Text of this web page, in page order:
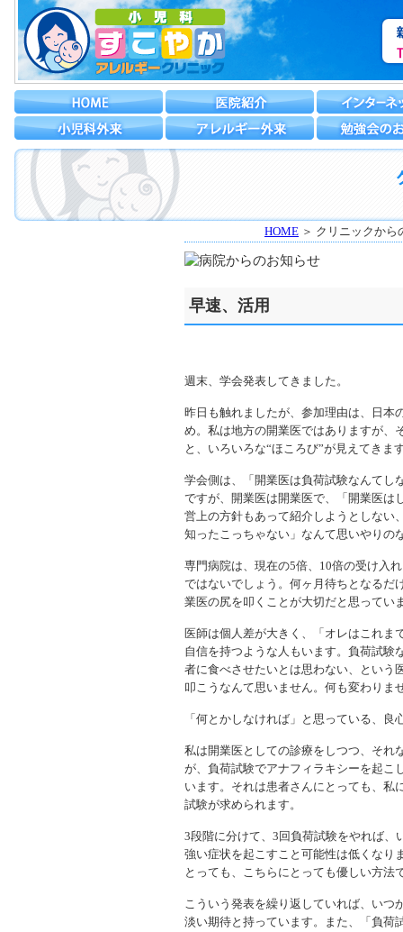
HOME ＞ クリニックか
早速、活用
週末、学会発表してきました。
昨日も触れましたが、参加理由は、日本
め。私は地方の開業医ではありますが、
と、いろいろな“ほころび”が見えてきま
学会側は、「開業医は負荷試験なんてし
ですが、開業医は開業医で、「開業医は
営上の方針もあって紹介しようとしない
知ったこっちゃない」なんて思いやりの
専門病院は、現在の5倍、10倍の受け入
ではないでしょう。何ヶ月待ちとなるだ
業医の尻を叩くことが大切だと思ってい
医師は個人差が大きく、「オレはこれま
自信を持つような人もいます。負荷試験
者に食べさせたいとは思わない、という
叩こうなんて思いません。何も変わりま
「何とかしなければ」と思っている、
私は開業医としての診療をしつつ、それ
が、負荷試験でアナフィラキシーを起こ
います。それは患者さんにとっても、私
試験が求められます。
3段階に分けて、3回負荷試験をやれば
強い症状を起こすこと可能性は低くなり
とっても、こちらにとっても優しい方法
こういう発表を繰り返していれば、いつ
淡い期待と持っています。また、「負荷